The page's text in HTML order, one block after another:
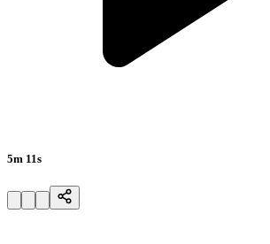
5m 11s